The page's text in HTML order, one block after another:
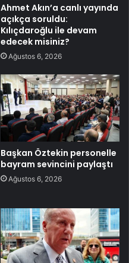
Ahmet Akın’a canlı yayında
açıkça soruldu:
Kılıçdaroğlu ile devam
edecek misiniz?
Ağustos 6, 2026
Başkan Öztekin personelle
bayram sevincini paylaştı
Ağustos 6, 2026